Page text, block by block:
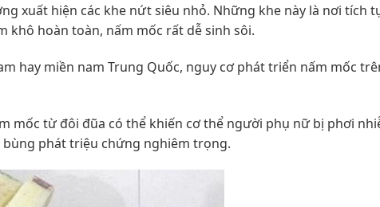
xuất hiện các khe nứt siêu nhỏ. Những khe này là nơi tích
khô hoàn toàn, nấm mốc rất dễ sinh sôi.
hay miền nam Trung Quốc, nguy cơ phát triển nấm mốc
mốc từ đôi đũa có thể khiến cơ thể người phụ nữ bị phơi
phát triệu chứng nghiêm trọng.